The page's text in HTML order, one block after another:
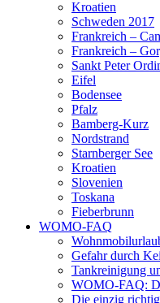
Kroatien
Schweden 2017
Frankreich –
Frankreich –
Sankt Peter
Eifel
Bodensee
Pfalz
Bamberg-Kurz
Nordstrand
Starnberger See
Kroatien
Slovenien
Toskana
Fieberbrunn
WOMO-FAQ
Gefahr durch
Tankreinigung
WOMO-FAQ:
Die einzig